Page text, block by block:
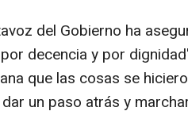
del Gobierno ha
decencia y por
que las cosas se
un paso atrás y